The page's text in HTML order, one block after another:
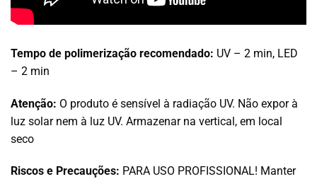
Tempo de polimerização recomendado: UV – 2 min, LED
– 2 min
Atenção: O produto é sensível à radiação UV. Não expor à
luz solar nem à luz UV. Armazenar na vertical, em local
seco
Riscos e Precauções: PARA USO PROFISSIONAL! Manter